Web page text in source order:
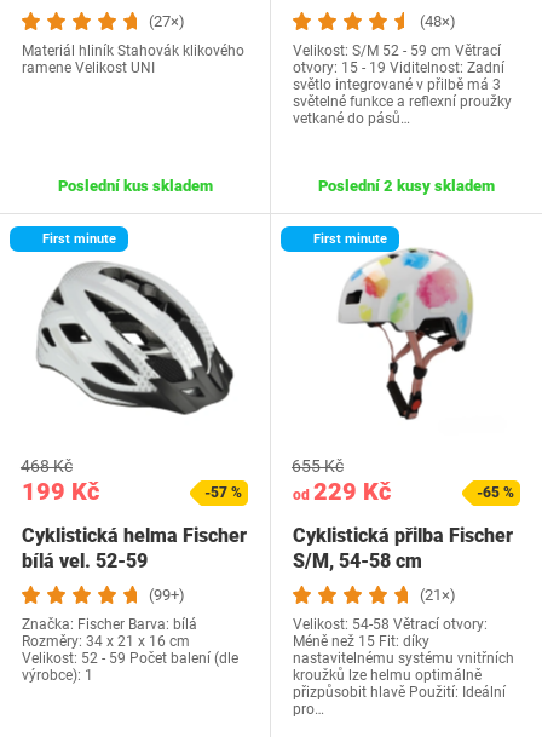
(27×)
Materiál hliník Stahovák klikového
ramene Velikost UNI
Poslední kus skladem
(48×)
Velikost: S/M 52 - 59 cm Větrací
otvory: 15 - 19 Viditelnost: Zadní
světlo integrované v přilbě má 3
světelné funkce a reflexní proužky
vetkané do pásů…
Poslední 2 kusy skladem
First minute
199 Kč
468 Kč
-57 %
Cyklistická helma Fischer
bílá vel. 52-59
(99+)
Značka: Fischer Barva: bílá
Rozměry: 34 x 21 x 16 cm
Velikost: 52 - 59 Počet balení (dle
výrobce): 1
First minute
od 229 Kč
655 Kč
-65 %
Cyklistická přilba Fischer
S/M, 54-58 cm
(21×)
Velikost: 54-58 Větrací otvory:
Méně než 15 Fit: díky
nastavitelnému systému vnitřních
kroužků lze helmu optimálně
přizpůsobit hlavě Použití: Ideální
pro…